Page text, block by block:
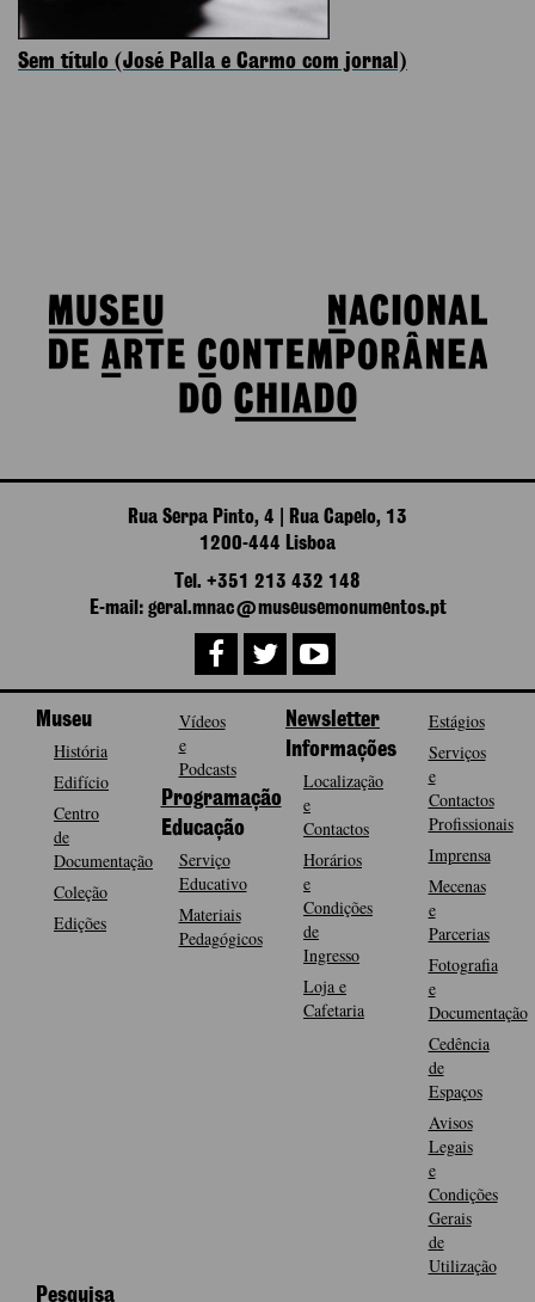
Sem título (José Palla e Carmo com jornal)
Rua Serpa Pinto, 4 | Rua Capelo, 13
1200-444 Lisboa
Tel. +351 213 432 148
E-mail: geral.mnac@museusemonumentos.pt
Museu
História
Edifício
Centro
de
Documentação
Coleção
Edições
Vídeos
e
Podcasts
Programação
Educação
Serviço
Educativo
Materiais
Pedagógicos
Newsletter
Informações
Localização
e
Contactos
Horários
e
Condições
de
Ingresso
Loja e
Cafetaria
Estágios
Serviços
e
Contactos
Profissionais
Imprensa
Mecenas
e
Parcerias
Fotografia
e
Documentação
Cedência
de
Espaços
Avisos
Legais
e
Condições
Gerais
de
Utilização
Pesquisa